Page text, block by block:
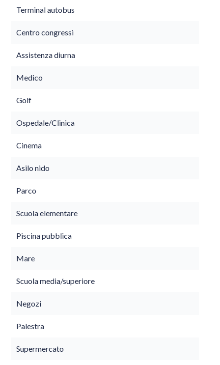
Terminal autobus
Centro congressi
Assistenza diurna
Medico
Golf
Ospedale/Clinica
Cinema
Asilo nido
Parco
Scuola elementare
Piscina pubblica
Mare
Scuola media/superiore
Negozi
Palestra
Supermercato